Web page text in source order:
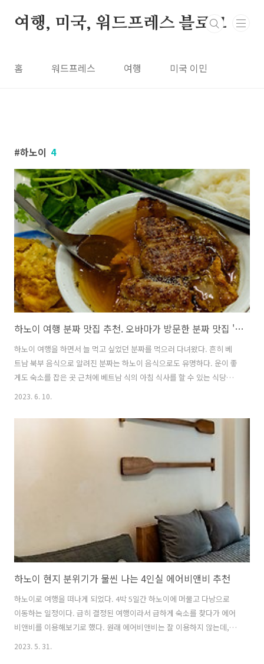
여행, 미국, 워드프레스 블로그
홈 워드프레스 여행 미국 이민
하노이 4
하노이 여행 분짜 맛집 추천. 오바마가 방문한 분짜 맛집 '분짜 흐엉리엔'
하노이 여행을 하면서 늘 먹고 싶었던 분짜를 먹으러 다녀왔다. 흔히 베
트남 북부 음식으로 알려진 분짜는 하노이 음식으로도 유명하다. 운이 좋
게도 숙소를 잡은 곳 근처에 베트남 식의 아침 식사를 할 수 있는 식당들
이 여러 곳 있었는데, 그 중 가장 유명한 곳이 바로 이 분짜 흐엉리엔이었
할 수 있는 곳이어서 하노이 여행을 하는 기간동안 2번을 방문할 수 있었
다. 분짜 흐엉리엔이라는 식당은 원래도 현지인들에게 인기가 많았던 식
문하면서 현지인들과 여행객 모두에게 유명한 식당이 되었다. 나는 두 번
의 분짜 흐엉리엔 방문을 하면서 두 번 모두 분짜 스페셜과 해산물 스프..
2023. 6. 10.
하노이 현지 분위기가 물씬 나는 4인실 에어비앤비 추천
하노이로 여행을 떠나게 되었다. 4박 5일간 하노이에 머물고 다낭으로
이동하는 일정이다. 급히 결정된 여행이라서 급하게 숙소를 찾다가 에어
비앤비를 이용해보기로 했다. 원래 에어비앤비는 잘 이용하지 않는데, 이
상하게 이번 여행은 에어비앤비를 이용해 보고 싶다는 생각이 들어서 에
2023. 5. 31.